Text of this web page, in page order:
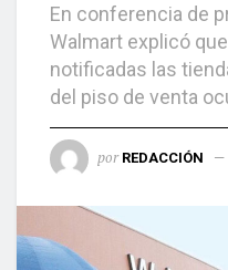
En conferencia de
Walmart explicó
notificadas las
del piso de venta
por REDACCIÓN